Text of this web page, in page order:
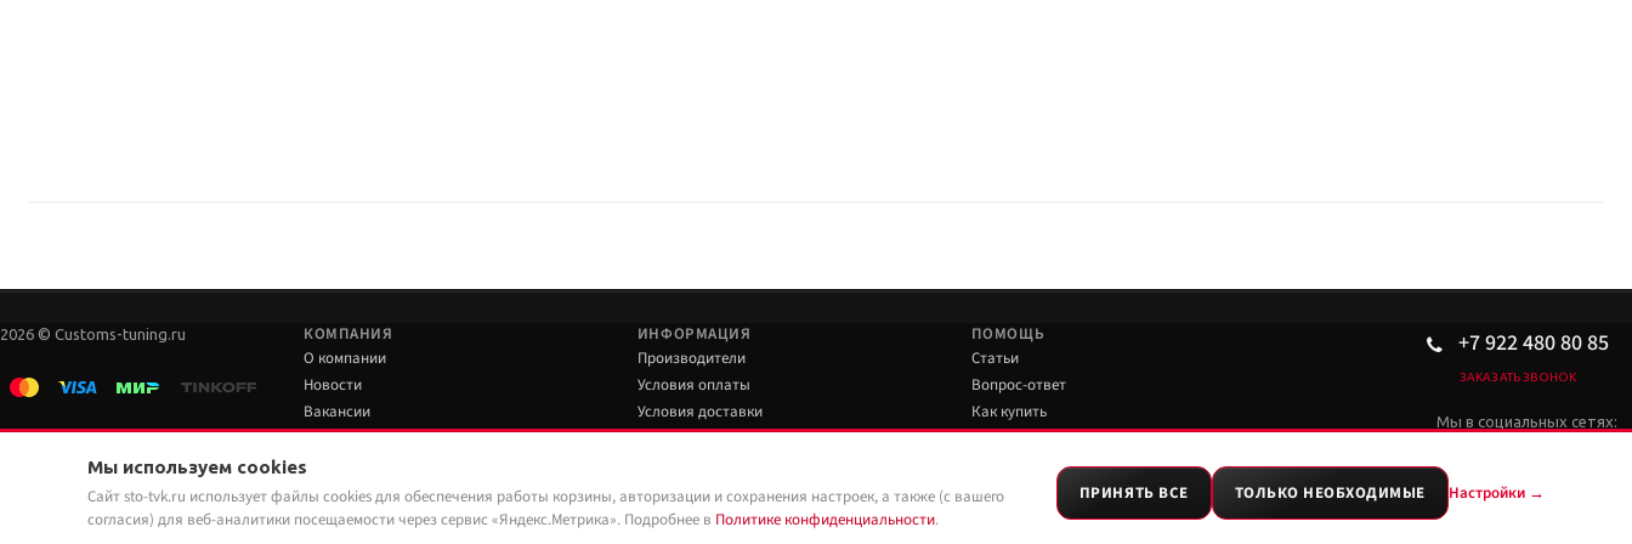
2026 © Customs-tuning.ru КОМПАНИЯ ИНФОРМАЦИЯ
ПОМОЩЬ
О компании
Новости
Вакансии
Наши работы
Производители
Условия оплаты
Условия доставки
Гарантия на товар
Правила пользования сайтом
Статьи
Вопрос-ответ
Как купить
Обзоры
+7 922 480 80 85
ЗАКАЗАТЬ ЗВОНОК
Мы в социальных сетях:
Мы используем cookies
Сайт sto-tvk.ru использует файлы cookies для обеспечения работы корзины, авторизации и сохранения настроек, а также (с вашего
согласия) для веб-аналитики посещаемости через сервис «Яндекс.Метрика». Подробнее в Политике конфиденциальности.
ПРИНЯТЬ ВСЕ ТОЛЬКО НЕОБХОДИМЫЕ Настройки →